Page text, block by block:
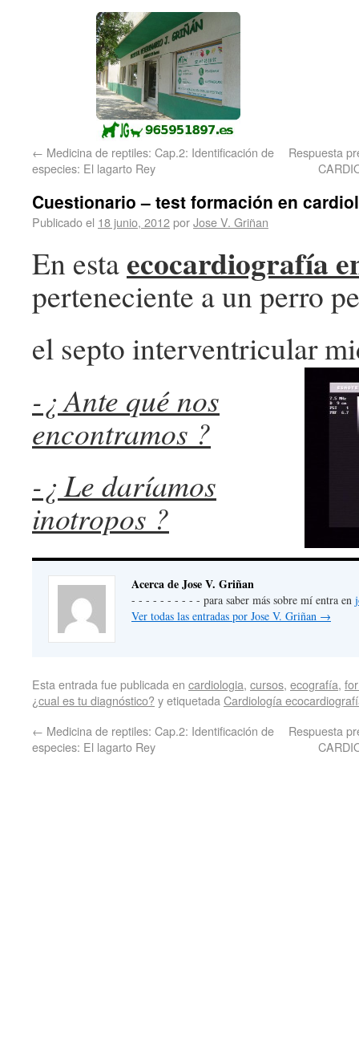
← Medicina de reptiles: Cap.2: Identificación de
especies: El lagarto Rey
Respuesta
Cuestionario – test formación en
Publicado el 18 junio, 2012porJose V. Griñan
En estaecocardiografía
perteneciente a un perro
el septo interventricular
-¿ Ante qué nos
encontramos ?
-¿ Le daríamos
inotropos ?
Acerca de Jose V. Griñan
- - - - - - - - - - para saber más sobre mí entra en
Ver todas las entradas por Jose V. Griñan →
Esta entrada fue publicada en cardiologia, cursos, ecografía,
¿cual es tu diagnóstico? y etiquetadaCardiología
← Medicina de reptiles: Cap.2: Identificación de
especies: El lagarto Rey
Respuesta